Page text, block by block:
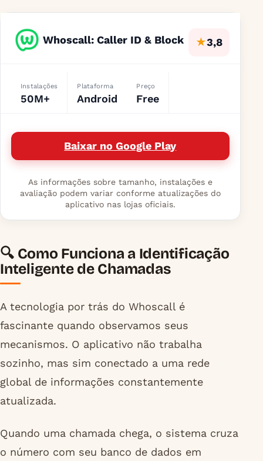
Whoscall: Caller ID & Block ★3,8
Instalações
50M+
Plataforma
Android
Preço
Free
Baixar no Google Play
As informações sobre tamanho, instalações e
avaliação podem variar conforme atualizações do
aplicativo nas lojas oficiais.
🔍 Como Funciona a Identificação
Inteligente de Chamadas
A tecnologia por trás do Whoscall é
fascinante quando observamos seus
mecanismos. O aplicativo não trabalha
sozinho, mas sim conectado a uma rede
global de informações constantemente
atualizada.
Quando uma chamada chega, o sistema cruza
o número com seu banco de dados em